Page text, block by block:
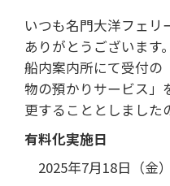
よくある質問
お問い合わせ
いつも名門大洋フェリ
ありがとうございます。
船内案内所にて受付の
物の預かりサービス」
更することとしました
有料化実施日
2025年7月18日（金